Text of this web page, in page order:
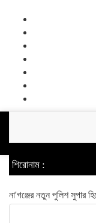
শিরোনাম :
না'গঞ্জের নতুন পুলিশ সুপার